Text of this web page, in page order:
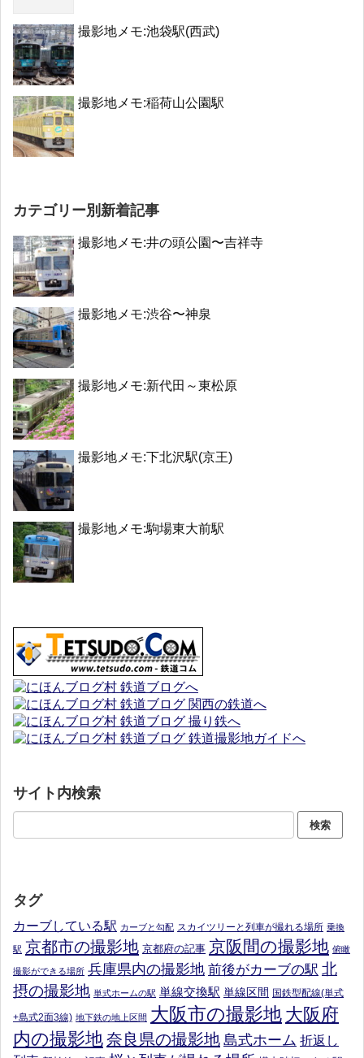
撮影地メモ:池袋駅(西武)
撮影地メモ:稲荷山公園駅
カテゴリー別新着記事
撮影地メモ:井の頭公園〜吉祥寺
撮影地メモ:渋谷〜神泉
撮影地メモ:新代田～東松原
撮影地メモ:下北沢駅(京王)
撮影地メモ:駒場東大前駅
サイト内検索
タグ
カーブしている駅 カーブと勾配 スカイツリーと列車が撮れる場所 乗換
駅 京都市の撮影地 京都府の記事 京阪間の撮影地 俯瞰
撮影ができる場所 兵庫県内の撮影地 前後がカーブの駅 北
摂の撮影地 単式ホームの駅 単線交換駅 単線区間 国鉄型配線(単式
+島式2面3線) 地下鉄の地上区間 大阪市の撮影地 大阪府
内の撮影地奈良県の撮影地 島式ホーム 折返し